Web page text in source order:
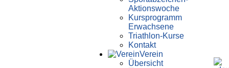
Aktionswoche
Kursprogramm
Erwachsene
Triathlon-Kurse
Kontakt
Verein
Übersicht